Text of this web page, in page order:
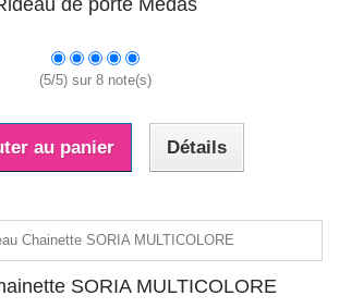
(5/5) sur 8note(s)
au panier Détails
SORIA MULTICOLORE